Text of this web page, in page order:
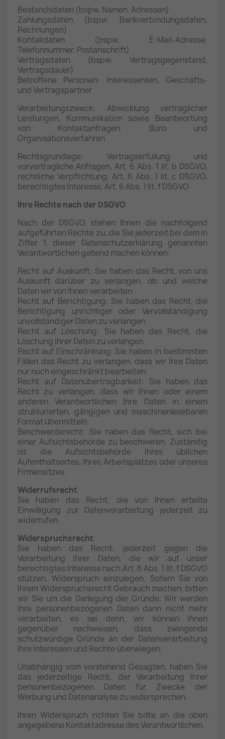
Bestandsdaten (bspw. Namen, Adressen)
Zahlungsdaten (bspw. Bankverbindungsdaten,
Rechnungen)
Kontakdaten (bspw. E-Mail-Adresse,
Telefonnummer, Postanschrift)
Vertragsdaten (bspw. Vertragsgegenstand,
Vertragsdauer)
Betroffene Personen: Interessenten, Geschäfts-
und Vertragspartner
Verarbeitungszweck: Abwicklung vertraglicher
Leistungen, Kommunikation sowie Beantwortung
von Kontaktanfragen, Büro und
Organisationsverfahren
Rechtsgrundlage: Vertragserfüllung und
vorvertragliche Anfragen, Art. 6 Abs. 1 lit. b DSGVO,
rechtliche Verpflichtung, Art. 6 Abs. 1 lit. c DSGVO,
berechtigtes Interesse, Art. 6 Abs. 1 lit. f DSGVO
Ihre Rechte nach der DSGVO
Nach der DSGVO stehen Ihnen die nachfolgend
aufgeführten Rechte zu, die Sie jederzeit bei dem in
Ziffer 1. dieser Datenschutzerklärung genannten
Verantwortlichen geltend machen können:
Recht auf Auskunft: Sie haben das Recht, von uns
Auskunft darüber zu verlangen, ob und welche
Daten wir von Ihnen verarbeiten.
Recht auf Berichtigung: Sie haben das Recht, die
Berichtigung unrichtiger oder Vervollständigung
unvollständiger Daten zu verlangen.
Recht auf Löschung: Sie haben das Recht, die
Löschung Ihrer Daten zu verlangen.
Recht auf Einschränkung: Sie haben in bestimmten
Fällen das Recht zu verlangen, dass wir Ihre Daten
nur noch eingeschränkt bearbeiten.
Recht auf Datenübertragbarkeit: Sie haben das
Recht zu verlangen, dass wir Ihnen oder einem
anderen Verantwortlichen Ihre Daten in einem
strukturierten, gängigen und maschinenlesebaren
Format übermitteln.
Beschwerderecht: Sie haben das Recht, sich bei
einer Aufsichtsbehörde zu beschweren. Zuständig
ist die Aufsichtsbehörde Ihres üblichen
Aufenthaltsortes, Ihres Arbeitsplatzes oder unseres
Firmensitzes.
Widerrufsrecht
Sie haben das Recht, die von Ihnen erteilte
Einwilligung zur Datenverarbeitung jederzeit zu
widerrufen.
Widerspruchsrecht
Sie haben das Recht, jederzeit gegen die
Verarbeitung Ihrer Daten, die wir auf unser
berechtigtes Interesse nach Art. 6 Abs. 1 lit. f DSGVO
stützen, Widerspruch einzulegen. Sofern Sie von
Ihrem Widerspruchsrecht Gebrauch machen, bitten
wir Sie um die Darlegung der Gründe. Wir werden
Ihre personenbezogenen Daten dann nicht mehr
verarbeiten, es sei denn, wir können Ihnen
gegenüber nachweisen, dass zwingende
schutzwürdige Gründe an der Datenverarbeitung
Ihre Interessen und Rechte überwiegen.
Unabhängig vom vorstehend Gesagten, haben Sie
das jederzeitige Recht, der Verarbeitung Ihrer
personenbezogenen Daten für Zwecke der
Werbung und Datenanalyse zu widersprechen.
Ihren Widerspruch richten Sie bitte an die oben
angegebene Kontaktadresse des Verantwortlichen.